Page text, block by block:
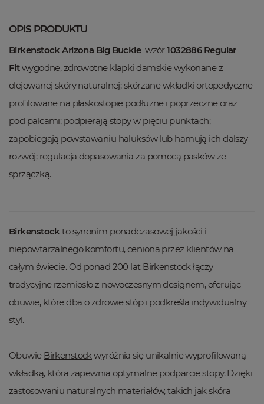
OPIS PRODUKTU
Birkenstock Arizona Big Buckle wzór1032886 Regular
Fitwygodne, zdrowotne klapki damskie wykonane z
olejowanej skóry naturalnej; skórzane wkładki ortopedyczne
profilowane na płaskostopie podłużne i poprzeczne oraz
pod palcami; podpierają stopy w pięciu punktach;
zapobiegają powstawaniu haluksów lub hamują ich dalszy
rozwój; regulacja dopasowania za pomocą pasków ze
sprzączką.
Birkenstock to synonim ponadczasowej jakości i
niepowtarzalnego komfortu, ceniona przez klientów na
całym świecie. Od ponad 200 lat Birkenstock łączy
tradycyjne rzemiosło z nowoczesnym designem, oferując
obuwie, które dba o zdrowie stóp i podkreśla indywidualny
styl.
Obuwie Birkenstockwyróżnia się unikalnie wyprofilowaną
wkładką, która zapewnia optymalne podparcie stopy. Dzięki
zastosowaniu naturalnych materiałów, takich jak skóra